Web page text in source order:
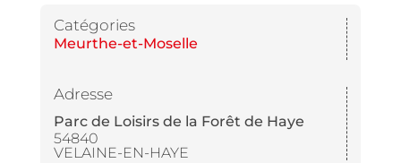
Catégories
Meurthe-et-Moselle
Adresse
Parc de Loisirs de la Forêt de Haye
54840
VELAINE-EN-HAYE